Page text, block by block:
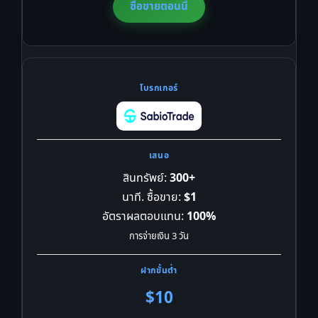
ซื้อขายตอนนี้
สินทรัพย์: 300+
นาที. ซื้อขาย: $1
อัตราผลตอบแทน: 100%
การจ่ายเงิน 3 วัน
$10